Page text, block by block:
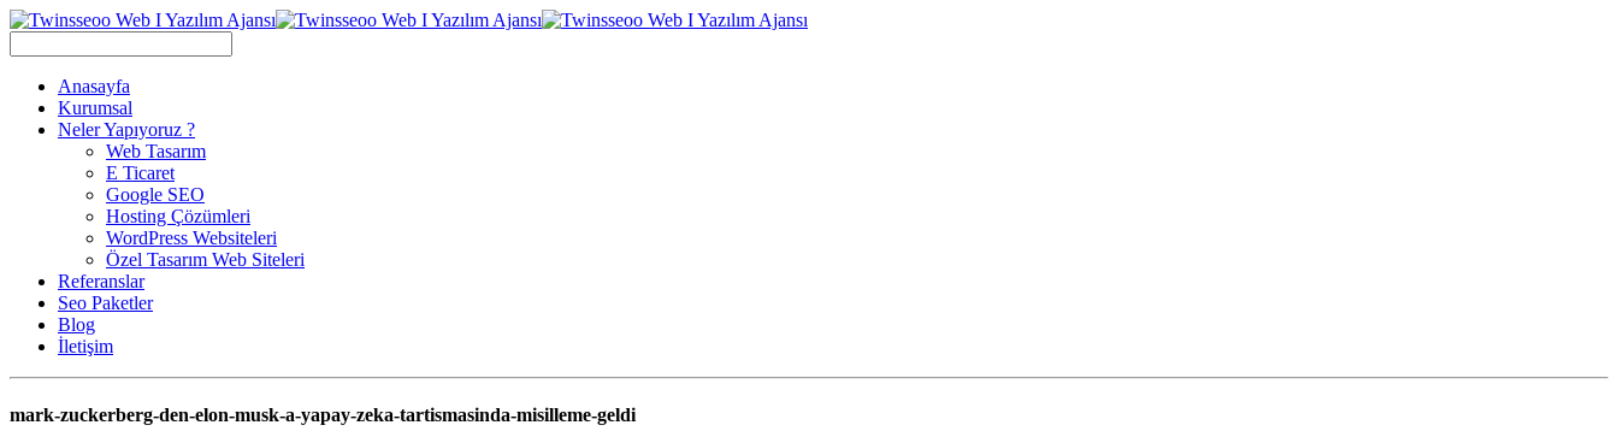
Anasayfa
Kurumsal
Neler Yapıyoruz ?
Web Tasarım
E Ticaret
Google SEO
Hosting Çözümleri
WordPress Websiteleri
Özel Tasarım Web Siteleri
Referanslar
Seo Paketler
Blog
İletişim
mark-zuckerberg-den-elon-musk-a-yapay-zeka-tartismasinda-misilleme-geldi